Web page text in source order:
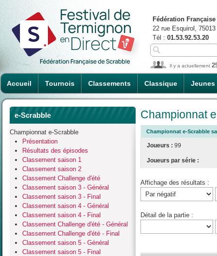
Accueil Tournois Classements Classique Jeunes
Fédération
22 rue Esquirol,
Tél : 01.53.92.53.20
Il y a actuellement
e-Scrabble
Championnat e-Scrabble
Présentation
Résultats des épisodes
Classement saison 1
Classement saison 2
Classement Challenge d'été
Classement saison 3 - Général
Classement saison 3 - Final
Classement saison 4 - Général
Classement saison 4 - Final
Classement Challenge d'été - Général
Classement Challenge d'été - Final
Classement saison 5 - Général
Classement saison 5 - Final
Championnat
Championnat e-Scrabble
Joueurs : 99
Joueurs par série :
Affichage des résultats :
Détail de la partie :